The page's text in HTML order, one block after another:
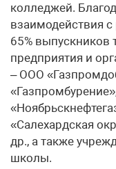
колледжей.
взаимодействия
65% выпускников
предприятия и
– ООО
«Салехардская
др., а также
школы.